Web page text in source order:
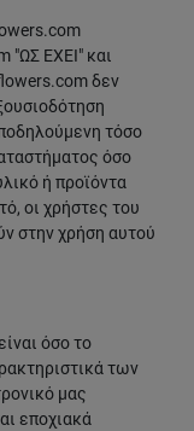
"ΩΣ ΕΧΕΙ" και
δεν
τόσο
όσο
ή προϊόντα
οι χρήστες του
στην χρήση αυτού
όσο το
των
μας
εποχιακά